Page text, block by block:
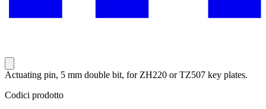
Actuating pin, 5 mm double bit, for ZH220 or TZ507 key plates.
Codici prodotto